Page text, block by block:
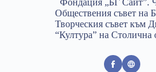
Обществения съвет на
Творческия съвет към
“Култура” на Столична